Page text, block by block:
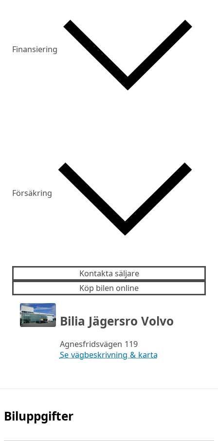
Finansiering
Försäkring
Kontakta säljare
Köp bilen online
Bilia Jägersro Volvo
Agnesfridsvägen 119
Se vägbeskrivning & karta
Biluppgifter